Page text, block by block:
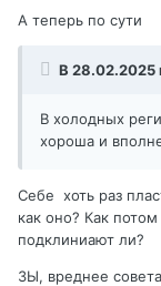
А теперь по сути
В 28.02.2025
В холодных
хороша и
Себе хоть раз
как оно? Как
подклиниают ли?
ЗЫ, вреднее